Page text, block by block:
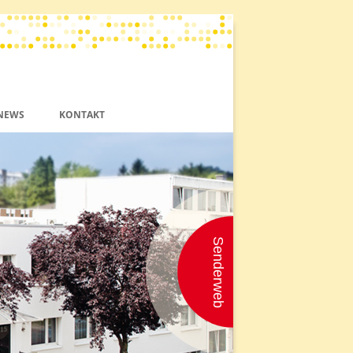
SAVE THE DATE
KONTAKT